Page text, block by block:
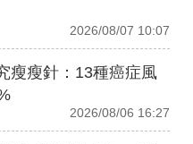
2026/08/07 10:07
瘦瘦針：13種癌症風
2026/08/06 16:27